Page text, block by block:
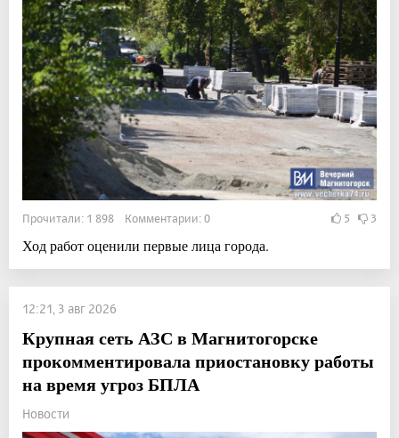
Прочитали: 1 898 Комментарии: 0 5 3
Ход работ оценили первые лица города.
12:21, 3 авг 2026
Крупная сеть АЗС в Магнитогорске
прокомментировала приостановку работы
на время угроз БПЛА
Новости